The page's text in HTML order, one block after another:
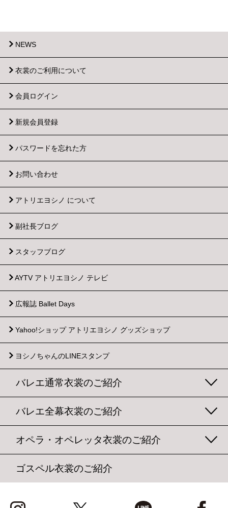
NEWS
衣裳のご利用について
会員ログイン
新規会員登録
パスワードを忘れた方
お問い合わせ
アトリエヨシノ について
副社長ブログ
スタッフブログ
AYTV アトリエヨシノ テレビ
広報誌 Ballet Days
Yahoo!ショップ アトリエヨシノ グッズショップ
ヨシノちゃんのLINEスタンプ
バレエ通常衣裳のご紹介
バレエ全幕衣裳のご紹介
オペラ・オペレッタ衣裳のご紹介
ゴスペル衣裳のご紹介